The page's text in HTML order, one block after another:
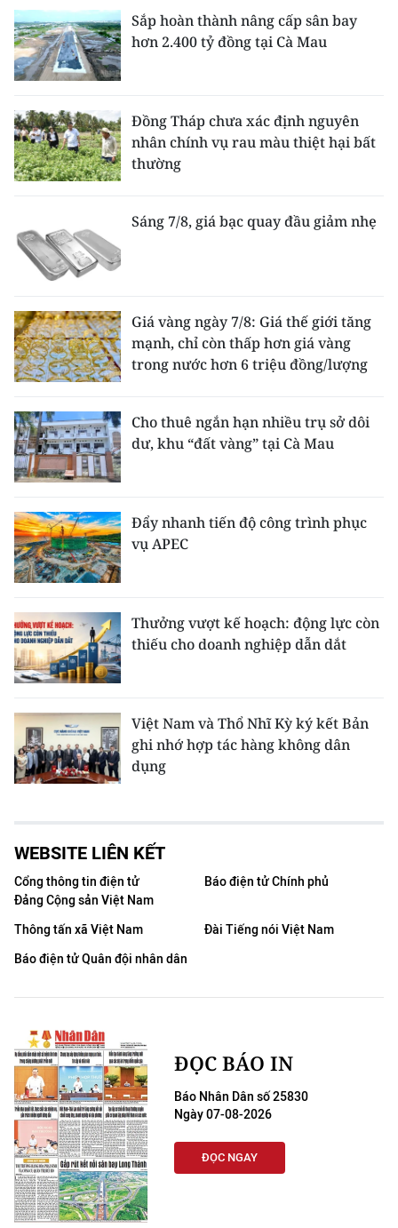
Sắp hoàn thành nâng cấp sân bay
hơn 2.400 tỷ đồng tại Cà Mau
Đồng Tháp chưa xác định nguyên
nhân chính vụ rau màu thiệt hại bất
thường
Sáng 7/8, giá bạc quay đầu giảm nhẹ
Giá vàng ngày 7/8: Giá thế giới tăng
mạnh, chỉ còn thấp hơn giá vàng
trong nước hơn 6 triệu đồng/lượng
Cho thuê ngắn hạn nhiều trụ sở dôi
dư, khu “đất vàng” tại Cà Mau
Đẩy nhanh tiến độ công trình phục
vụ APEC
Thưởng vượt kế hoạch: động lực còn
thiếu cho doanh nghiệp dẫn dắt
Việt Nam và Thổ Nhĩ Kỳ ký kết Bản
ghi nhớ hợp tác hàng không dân
dụng
WEBSITE LIÊN KẾT
Cổng thông tin điện tử
Đảng Cộng sản Việt Nam
Báo điện tử Chính phủ
Thông tấn xã Việt Nam
Đài Tiếng nói Việt Nam
Báo điện tử Quân đội nhân dân
ĐỌC BÁO IN
Báo Nhân Dân số 25830
Ngày 07-08-2026
ĐỌC NGAY